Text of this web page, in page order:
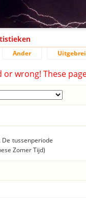
Ander
wrong! These
tussenperiode
Zomer Tijd)